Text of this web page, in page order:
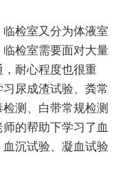
检室又分为体液室
检室需要面对大量
耐心程度也很重
尿成渣试验、粪常
测、白带常规检测
的帮助下学习了血
沉试验、凝血试验